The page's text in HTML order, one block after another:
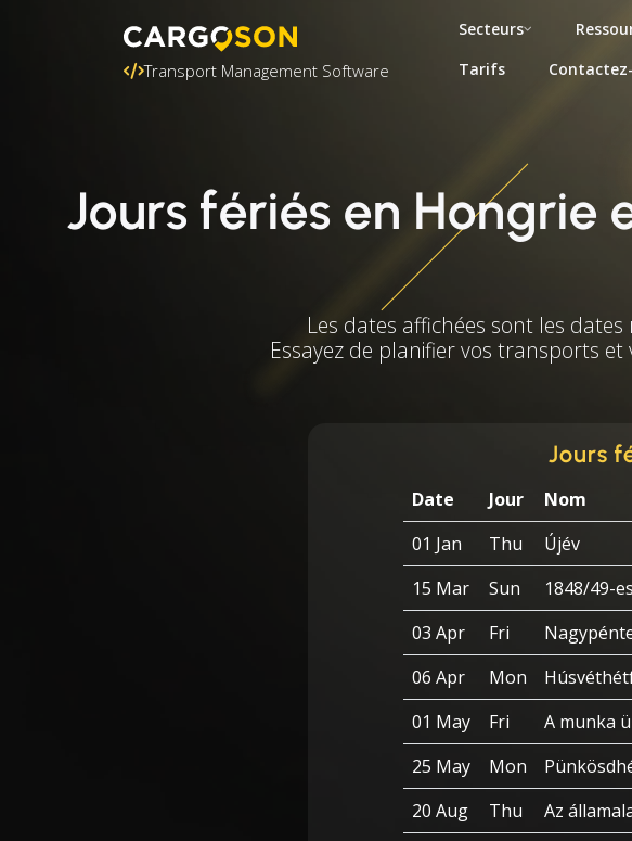
Transport Management Software
Secteurs
Tarifs
Jours fériés en
Les dates affichées sont les
Essayez de planifier vos transports
Jours
Date Jour
Nom
01 Jan
Thu
Újév
15 Mar
Sun
1848/49-
03 Apr
Fri
06 Apr
Mon
01 May
Fri
A munka
25 May
Mon
20 Aug
Thu
Az